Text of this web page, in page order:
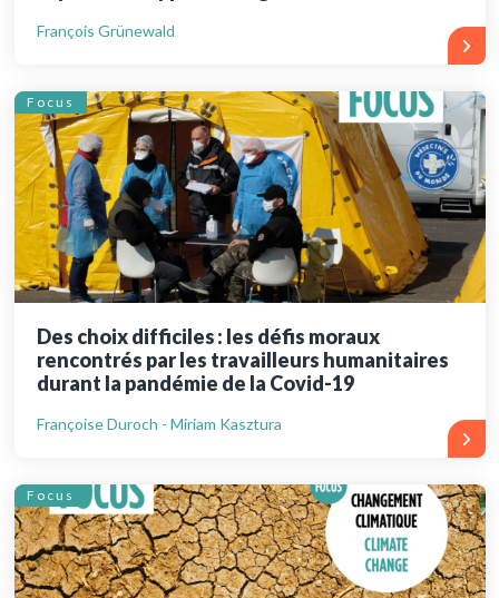
François Grünewald
Focus
Des choix difficiles : les défis moraux
rencontrés par les travailleurs humanitaires
durant la pandémie de la Covid-19
Françoise Duroch - Miriam Kasztura
Focus